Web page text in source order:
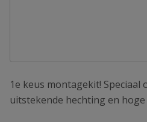
1e keus montagekit! Speciaal
uitstekende hechting en